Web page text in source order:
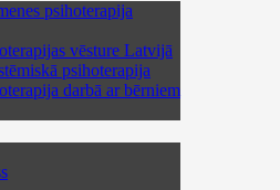
psihoterapija
vēsture Latvijā
psihoterapija
darbā ar bērniem